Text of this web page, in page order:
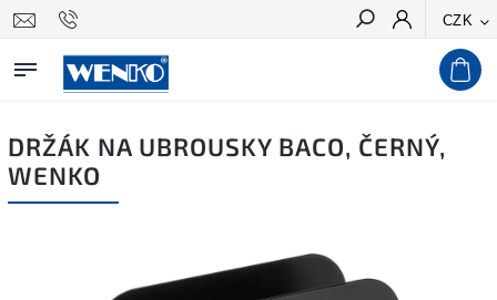
CZK
Hledat
DRŽÁK NA UBROUSKY BACO, ČERNÝ,
WENKO